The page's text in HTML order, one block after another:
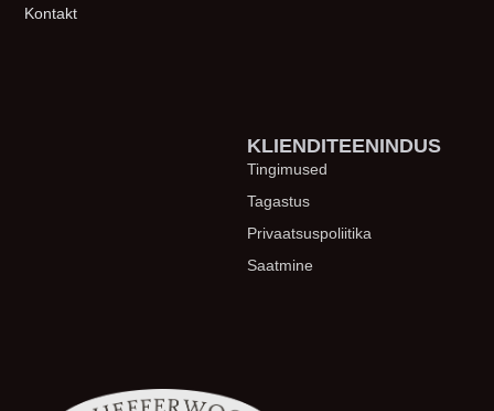
KLIENDITEENINDUS
Tingimused
Tagastus
Privaatsuspoliitika
Saatmine
Kontakt